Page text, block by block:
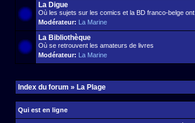
La Digue
Où les sujets sur les comics et la BD franco-belge
Modérateur: La Marine
La Bibliothèque
Où se retrouvent les amateurs de livres
Modérateur: La Marine
Index du forum » La Plage
Qui est en ligne